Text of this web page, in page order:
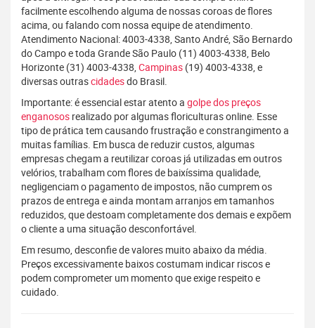
facilmente escolhendo alguma de nossas coroas de flores
acima, ou falando com nossa equipe de atendimento.
Atendimento Nacional: 4003-4338, Santo André, São Bernardo
do Campo e toda Grande São Paulo (11) 4003-4338, Belo
Horizonte (31) 4003-4338, Campinas (19) 4003-4338, e
diversas outrascidadesdo Brasil.
Importante: é essencial estar atento a golpe dos preços
enganosos realizado por algumas floriculturas online. Esse
tipo de prática tem causando frustração e constrangimento a
muitas famílias. Em busca de reduzir custos, algumas
empresas chegam a reutilizar coroas já utilizadas em outros
velórios, trabalham com flores de baixíssima qualidade,
negligenciam o pagamento de impostos, não cumprem os
prazos de entrega e ainda montam arranjos em tamanhos
reduzidos, que destoam completamente dos demais e expõem
o cliente a uma situação desconfortável.
Em resumo, desconfie de valores muito abaixo da média.
Preços excessivamente baixos costumam indicar riscos e
podem comprometer um momento que exige respeito e
cuidado.